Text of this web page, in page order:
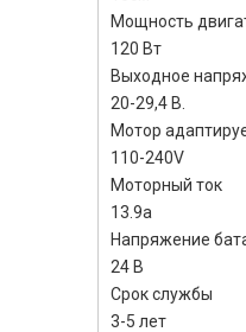
Мощность
120 Вт
Выходное
20-29,4 В.
Мотор
110-240V
Моторный ток
13.9a
Напряжение
24 В
Срок службы
3-5 лет